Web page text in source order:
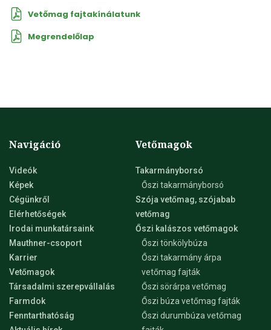
Vetőmag fajtakínálatunk
Megrendelőlap
Navigáció
Videók
Képek
Cégünkről
Elérhetőségek
Irodai munkatársaink
Mauthner-csoport
Karrier
Vetőmagok
Társadalmi szerepvállalás
Farmdok
Fenntarthatóság
Vetőmagok
Takarmányborsó
Őszi takarmányborsó
Szója vetőmag, szójabab
vetőmag
Őszi kalászos vetőmagok
Őszi tönkölybúza
Őszi takarmány árpa
vetőmag fajták
Őszi sörárpa vetőmag
Őszi búza vetőmag fajták
Őszi durumbúza vetőmag